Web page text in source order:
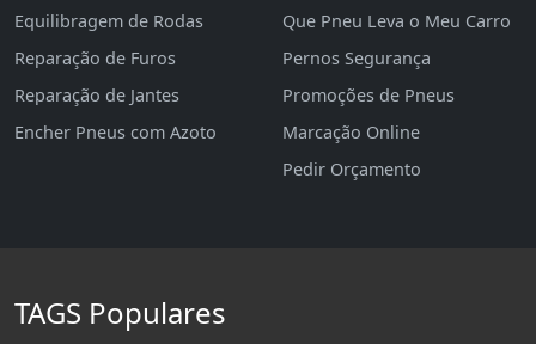
Equilibragem de Rodas
Reparação de Furos
Reparação de Jantes
Encher Pneus com Azoto
Que Pneu Leva o Meu Carro
Pernos Segurança
Promoções de Pneus
Marcação Online
Pedir Orçamento
TAGS Populares